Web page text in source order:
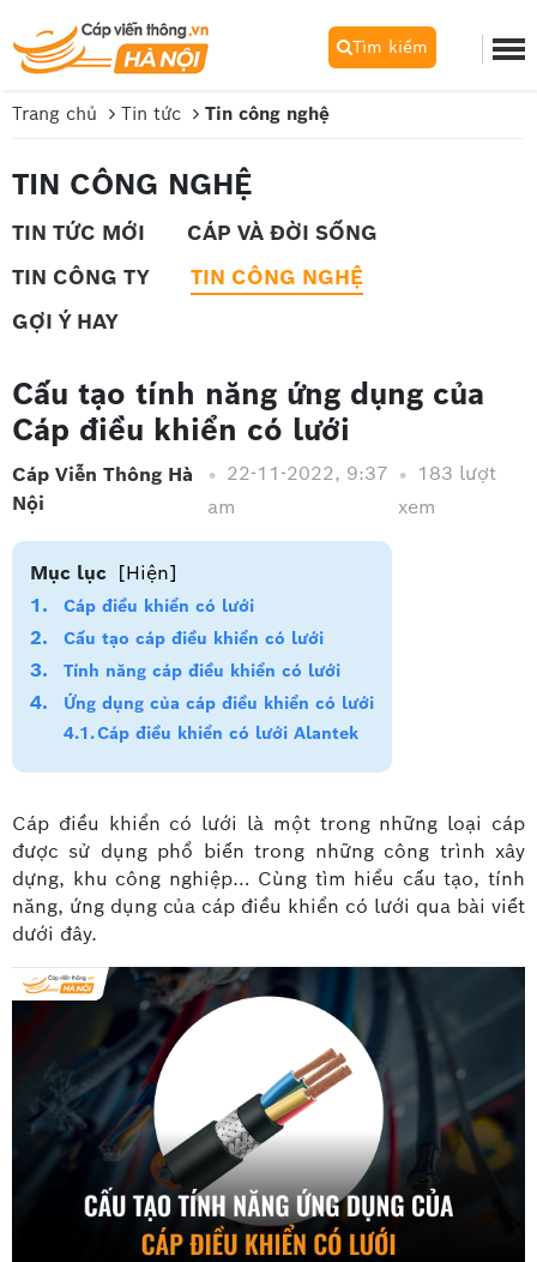
Tìm kiếm
Trang chủ Tin tức Tin công nghệ
TIN CÔNG NGHỆ
TIN TỨC MỚI
CÁP VÀ ĐỜI SỐNG
TIN CÔNG TY
TIN CÔNG NGHỆ
GỢI Ý HAY
Cấu tạo tính năng ứng dụng của
Cáp điều khiển có lưới
Cáp Viễn Thông Hà
Nội
22-11-2022, 9:37
am
183 lượt
xem
Mục lục [Hiện]
Cáp điều khiển có lưới
Cấu tạo cáp điều khiển có lưới
Tính năng cáp điều khiển có lưới
Ứng dụng của cáp điều khiển có lưới
Cáp điều khiển có lưới Alantek
Cáp điều khiển có lưới là một trong những loại cáp
được sử dụng phổ biến trong những công trình xây
dựng, khu công nghiệp… Cùng tìm hiểu cấu tạo, tính
năng, ứng dụng của cáp điều khiển có lưới qua bài viết
dưới đây.